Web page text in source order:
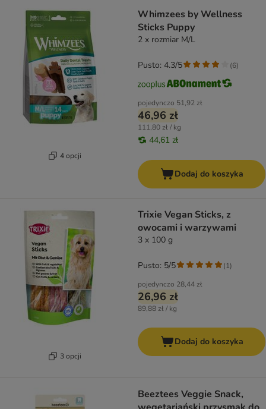
4 opcji
Whimzees by Wellness
Sticks Puppy
2 x rozmiar M/L
pojedynczo 51,92 zł
46,96 zł
111,80 zł / kg
44,61 zł
Pusto: 4.3/5 (6)
Dodaj do koszyka
3 opcji
Trixie Vegan Sticks, z
owocami i warzywami
3 x 100 g
pojedynczo 28,44 zł
26,96 zł
89,88 zł / kg
Pusto: 5/5 (1)
Dodaj do koszyka
Beeztees Veggie Snack,